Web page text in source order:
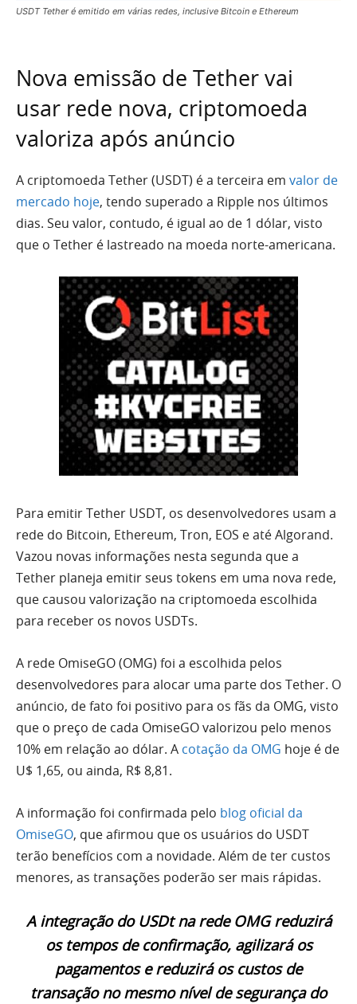
USDT Tether é emitido em várias redes, inclusive Bitcoin e Ethereum
Nova emissão de Tether vai
usar rede nova, criptomoeda
valoriza após anúncio
A criptomoeda Tether (USDT) é a terceira em valor de
mercado hoje, tendo superado a Ripple nos últimos
dias. Seu valor, contudo, é igual ao de 1 dólar, visto
que o Tether é lastreado na moeda norte-americana.
Para emitir Tether USDT, os desenvolvedores usam a
rede do Bitcoin, Ethereum, Tron, EOS e até Algorand.
Vazou novas informações nesta segunda que a
Tether planeja emitir seus tokens em uma nova rede,
que causou valorização na criptomoeda escolhida
para receber os novos USDTs.
A rede OmiseGO (OMG) foi a escolhida pelos
desenvolvedores para alocar uma parte dos Tether. O
anúncio, de fato foi positivo para os fãs da OMG, visto
que o preço de cada OmiseGO valorizou pelo menos
10% em relação ao dólar. A cotação da OMG hoje é de
U$ 1,65, ou ainda, R$ 8,81.
A informação foi confirmada pelo blog oficial da
OmiseGO, que afirmou que os usuários do USDT
terão benefícios com a novidade. Além de ter custos
menores, as transações poderão ser mais rápidas.
A integração do USDt na rede OMG reduzirá
os tempos de confirmação, agilizará os
pagamentos e reduzirá os custos de
transação no mesmo nível de segurança do